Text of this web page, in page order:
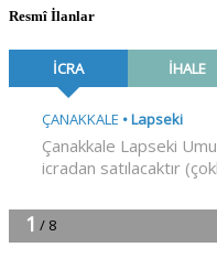
Resmî İlanlar